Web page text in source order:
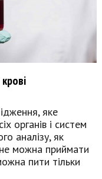
яке
органів і систем
аналізу, як
можна приймати
пити тільки